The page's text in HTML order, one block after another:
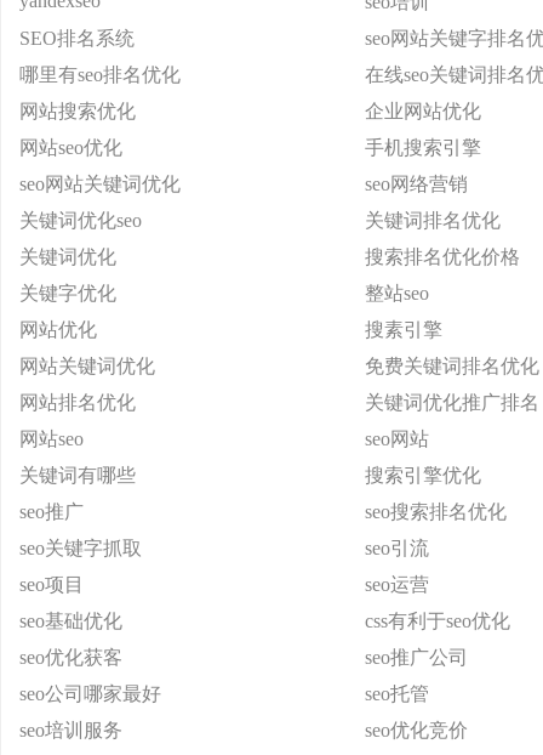
SEO排名系统
seo网站关键字排名
哪里有seo排名优化
在线seo关键词排名
网站搜索优化
企业网站优化
网站seo优化
手机搜索引擎
seo网站关键词优化
seo网络营销
关键词优化seo
关键词排名优化
关键词优化
搜索排名优化价格
关键字优化
整站seo
网站优化
搜素引擎
网站关键词优化
免费关键词排名优化
网站排名优化
关键词优化推广排名
网站seo
seo网站
关键词有哪些
搜索引擎优化
seo推广
seo搜索排名优化
seo关键字抓取
seo引流
seo项目
seo运营
seo基础优化
css有利于seo优化
seo优化获客
seo推广公司
seo公司哪家最好
seo托管
seo培训服务
seo优化竞价